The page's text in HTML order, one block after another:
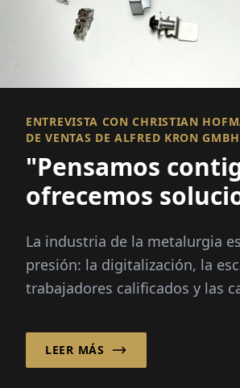
ENTREVISTA CON CHRISTIAN
DE VENTAS DE ALFRED KRON GMBH
"Pensamos
ofrecemos
La industria de la metalurgia
presión: la digitalización, la
trabajadores calificados y las
desafíos...
LEER MÁS